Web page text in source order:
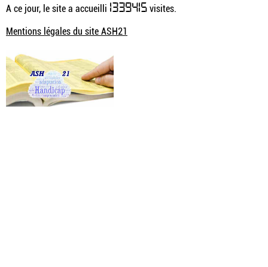
A ce jour, le site a accueilli 1339415visites.
Mentions légales du site ASH21